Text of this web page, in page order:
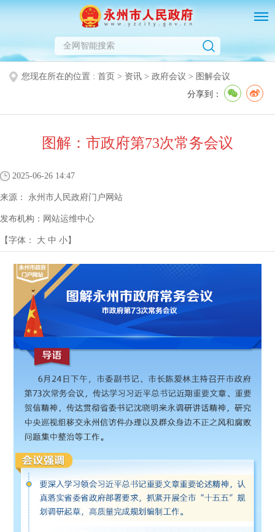
您现在所在的位置 : 首页 > 资讯 > 政府会议 > 图解会议
分享到：
图解：市政府第73次常务会议
2025-06-26 14:47
来源： 永州市人民政府门户网站
发布机构： 网站运维中心
【字体： 大 中 小】